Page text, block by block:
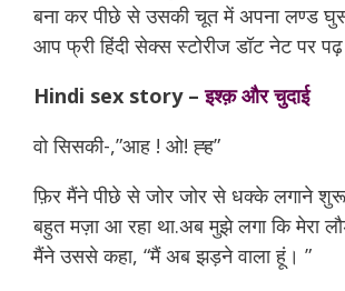
बना कर पीछे से उसकी चूत में अपना लण्ड
आप फ्री हिंदी सेक्स स्टोरीज डॉट नेट पर
Hindi sex story –इश्क़ और चुदाई
वो सिसकी-,”आह ! ओ! ह्ह”
फ़िर मैंने पीछे से जोर जोर से धक्के लगाने
बहुत मज़ा आ रहा था.अब मुझे लगा कि मेरा
मैंने उससे कहा, “मैं अब झड़ने वाला हूं। ”